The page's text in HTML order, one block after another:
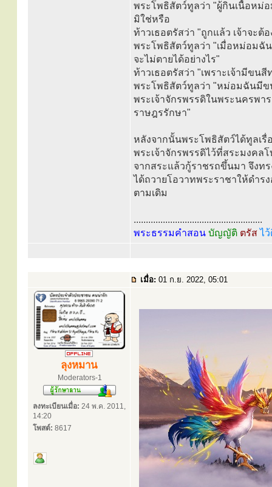
พระโพธิสัตว์ทูลว่า "ผู้กินเนื้อหม่
มิใช่หรือ
ท้าวเธอตรัสว่า "ถูกแล้ว เจ้าจะต้
พระโพธิสัตว์ทูลว่า "เมื่อหม่อมฉั
จะไม่ตายได้อย่างไร"
ท้าวเธอตรัสว่า "เพราะเจ้ามีขน
พระโพธิสัตว์ทูลว่า "หม่อมฉันมีข
พระเจ้าจักรพรรดิในพระนครพ
ราษฎรรักษา"
หลังจากนั้นพระโพธิสัตว์ได้ทูลเรื่
พระเจ้าจักรพรรดิไว้ที่สระมงค
จากสระแล้วกู้ราชรถขึ้นมา จึงท
ได้ถวายโอวาทพระราชาให้ดำร
ตามเดิม
.....................................................
พระธรรมคำสอน บัญญัติ ตรัสไ
เมื่อ: 01 ก.ย. 2022, 05:01
ลุงหมาน
Moderators-1
ลงทะเบียนเมื่อ: 24 พ.ค. 2011,
14:20
โพสต์: 8617